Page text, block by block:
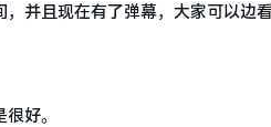
并且现在有了弹幕，大家可以边
好。